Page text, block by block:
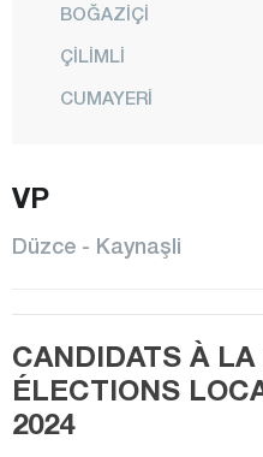
BOĞAZİÇİ
ÇİLİMLİ
CUMAYERİ
KAYNAŞLI
YIĞILCA
Edirne
Elazığ
VP
Düzce - Kaynaşli
CANDIDATS À
ÉLECTIONS
2024